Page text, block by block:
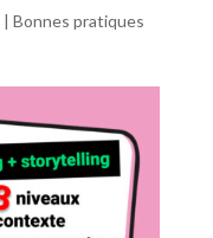
| Bonnes pratiques